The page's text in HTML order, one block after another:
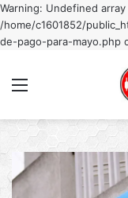
Warning: Undefined
/home/c1601852/
de-pago-para-mayo.php